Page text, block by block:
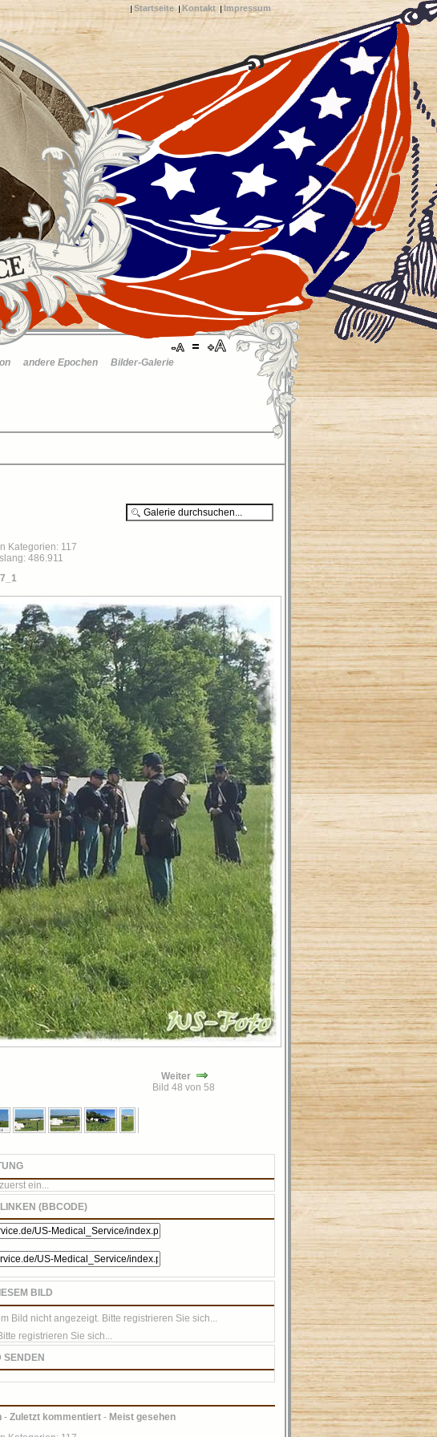
Impressum
Kontakt
Startseite
andere Epochen Bilder-Galerie
Kategorien: 117
486.911
Weiter
Bild 48 von 58
ein...
(BBCODE)
BILD
Bild nicht angezeigt. Bitte registrieren Sie sich...
registrieren Sie sich...
SENDEN
- Zuletzt kommentiert - Meist gesehen